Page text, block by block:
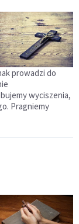
prowadzi do
wyciszenia,
Pragniemy